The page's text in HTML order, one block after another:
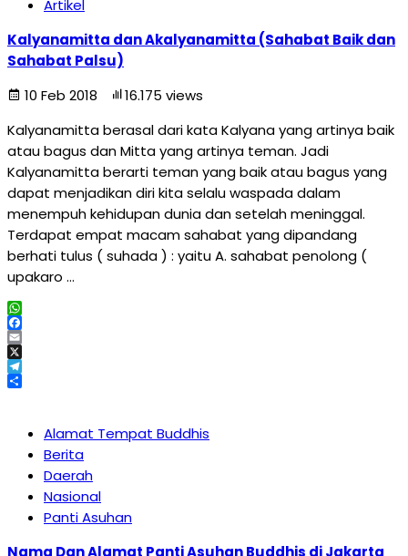
Artikel
Kalyanamitta dan Akalyanamitta (Sahabat Baik dan
Sahabat Palsu)
10 Feb 2018
16.175 views
Kalyanamitta berasal dari kata Kalyana yang artinya baik
atau bagus dan Mitta yang artinya teman. Jadi
Kalyanamitta berarti teman yang baik atau bagus yang
dapat menjadikan diri kita selalu waspada dalam
menempuh kehidupan dunia dan setelah meninggal.
Terdapat empat macam sahabat yang dipandang
berhati tulus ( suhada ) : yaitu A. sahabat penolong (
upakaro …
WhatsApp
Facebook
Email
X
Telegram
Alamat Tempat Buddhis
Berita
Daerah
Nasional
Panti Asuhan
Nama Dan Alamat Panti Asuhan Buddhis di Jakarta